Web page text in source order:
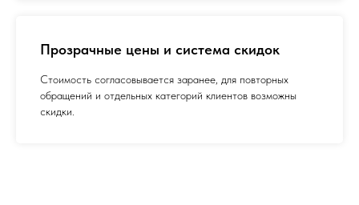
Прозрачные цены и система скидок
Стоимость согласовывается заранее, для повторных
обращений и отдельных категорий клиентов возможны
скидки.